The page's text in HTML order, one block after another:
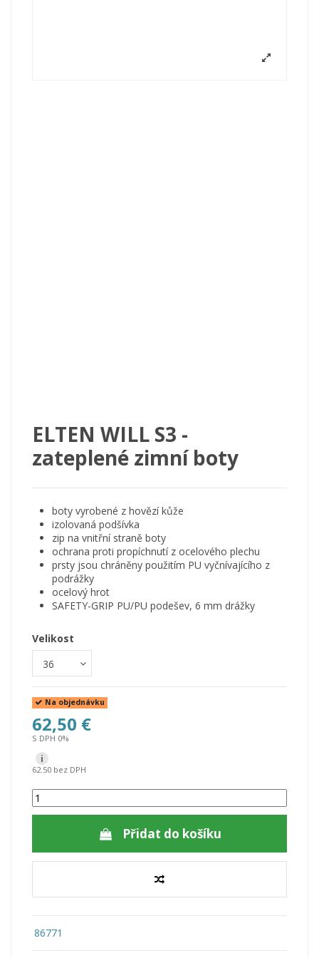
ELTEN WILL S3 -
zateplené zimní boty
boty vyrobené z hovězí kůže
izolovaná podšívka
zip na vnitřní straně boty
ochrana proti propíchnutí z ocelového plechu
prsty jsou chráněny použitím PU vyčnívajícího z
podrážky
ocelový hrot
SAFETY-GRIP PU/PU podešev, 6 mm drážky
Velikost
Na objednávku
62,50 €
S DPH 0%
i
62.50 bez DPH
Přidat do košíku
86771